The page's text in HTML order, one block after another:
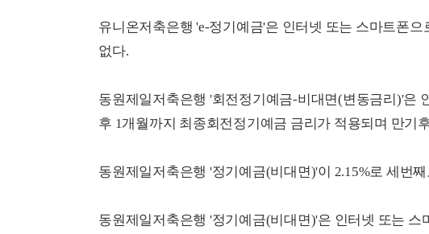
유니온저축은행 'e-정기예금'은 인터넷 또는 스마트폰
없다.
동원제일저축은행 '회전정기예금-비대면(변동금리)'은
후 1개월까지 최종회전정기예금 금리가 적용되며 만기
동원제일저축은행 '정기예금(비대면)'이 2.15%로 세번
동원제일저축은행 '정기예금(비대면)'은 인터넷 또는